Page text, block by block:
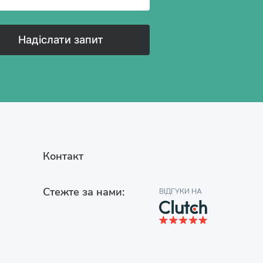
Надіслати запит
Контакт
Стежте за нами: ВІДГУКИ НА